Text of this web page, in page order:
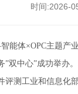
时间:2026-
体×OPC主题产
”双中心”成功举办
评测工业和信息化